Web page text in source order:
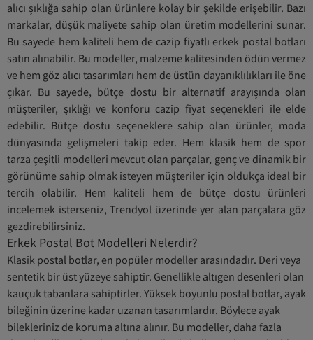
alıcı şıklığa sahip olan ürünlere kolay bir şekilde erişebilir. Bazı
markalar, düşük maliyete sahip olan üretim modellerini sunar.
Bu sayede hem kaliteli hem de cazip fiyatlı erkek postal botları
satın alınabilir. Bu modeller, malzeme kalitesinden ödün vermez
ve hem göz alıcı tasarımları hem de üstün dayanıklılıkları ile öne
çıkar. Bu sayede, bütçe dostu bir alternatif arayışında olan
müşteriler, şıklığı ve konforu cazip fiyat seçenekleri ile elde
edebilir. Bütçe dostu seçeneklere sahip olan ürünler, moda
dünyasında gelişmeleri takip eder. Hem klasik hem de spor
tarza çeşitli modelleri mevcut olan parçalar, genç ve dinamik bir
görünüme sahip olmak isteyen müşteriler için oldukça ideal bir
tercih olabilir. Hem kaliteli hem de bütçe dostu ürünleri
incelemek isterseniz, Trendyol üzerinde yer alan parçalara göz
gezdirebilirsiniz.
Erkek Postal Bot Modelleri Nelerdir?
Klasik postal botlar, en popüler modeller arasındadır. Deri veya
sentetik bir üst yüzeye sahiptir. Genellikle altıgen desenleri olan
kauçuk tabanlara sahiptirler. Yüksek boyunlu postal botlar, ayak
bileğinin üzerine kadar uzanan tasarımlardır. Böylece ayak
bilekleriniz de koruma altına alınır. Bu modeller, daha fazla